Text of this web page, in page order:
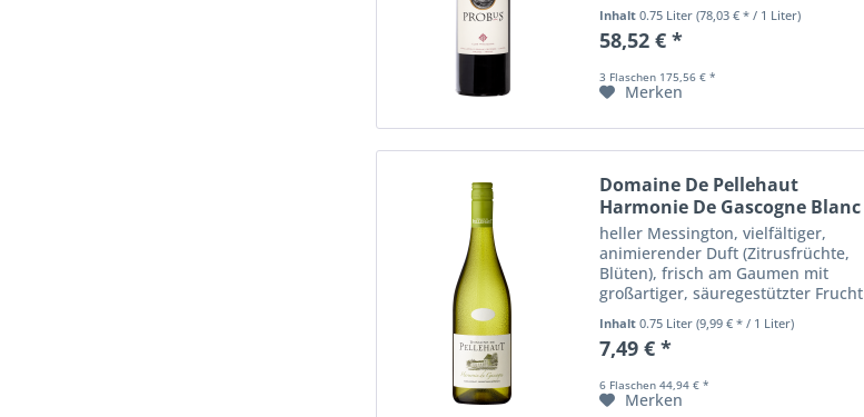
Bouquet von dunklen Früchten, wie
Schwarzen Johannisbeeren,
Brombeeren und Pflaumen,
Inhalt 0.75 Liter (78,03 € * / 1 Liter)
58,52 € *
3 Flaschen 175,56 € *
Merken
Domaine De Pellehaut
Harmonie De Gascogne Blanc
heller Messington, vielfältiger,
animierender Duft (Zitrusfrüchte,
Blüten), frisch am Gaumen mit
großartiger, säuregestützter Frucht
und Aromatik
Inhalt 0.75 Liter (9,99 € * / 1 Liter)
7,49 € *
6 Flaschen 44,94 € *
Merken